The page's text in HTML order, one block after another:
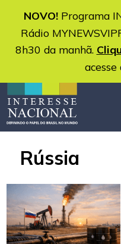
NOVO!Programa
Rádio
8h30 da manhã.
acesse
Rússia